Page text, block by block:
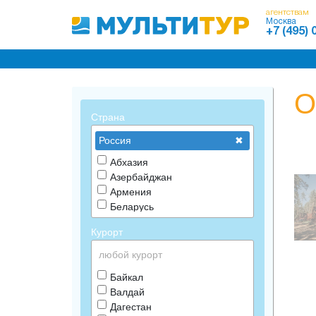
агентствам
Москва
+7 (495)
Страна
Россия
Абхазия
Азербайджан
Армения
Беларусь
Грузия
Казахстан
Киргизия
Россия Краснодарский край
Россия Крым
Таджикистан
Курорт
любой курорт
Байкал
Валдай
Дагестан